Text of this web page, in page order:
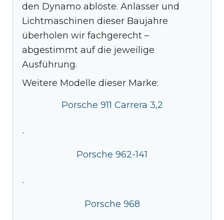
den Dynamo ablöste. Anlasser und
Lichtmaschinen dieser Baujahre
überholen wir fachgerecht –
abgestimmt auf die jeweilige
Ausführung.
Weitere Modelle dieser Marke:
Porsche 911 Carrera 3,2
·
Porsche 962-141
·
Porsche 968